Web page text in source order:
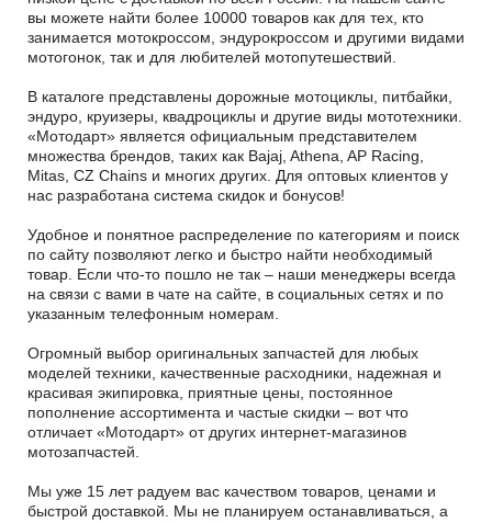
вы можете найти более 10000 товаров как для тех, кто
занимается мотокроссом, эндурокроссом и другими видами
мотогонок, так и для любителей мотопутешествий.
В каталоге представлены дорожные мотоциклы, питбайки,
эндуро, круизеры, квадроциклы и другие виды мототехники.
«Мотодарт» является официальным представителем
множества брендов, таких как Bajaj, Athena, AP Racing,
Mitas, CZ Chains и многих других. Для оптовых клиентов у
нас разработана система скидок и бонусов!
Удобное и понятное распределение по категориям и поиск
по сайту позволяют легко и быстро найти необходимый
товар. Если что-то пошло не так – наши менеджеры всегда
на связи с вами в чате на сайте, в социальных сетях и по
указанным телефонным номерам.
Огромный выбор оригинальных запчастей для любых
моделей техники, качественные расходники, надежная и
красивая экипировка, приятные цены, постоянное
пополнение ассортимента и частые скидки – вот что
отличает «Мотодарт» от других интернет-магазинов
мотозапчастей.
Мы уже 15 лет радуем вас качеством товаров, ценами и
быстрой доставкой. Мы не планируем останавливаться, а